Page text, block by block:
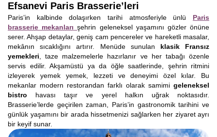
Efsanevi Paris Brasserie’leri
Paris’in kalbinde dolaşırken tarihi atmosferiyle ünlü Paris
brasserie mekanları şehrin geleneksel yaşamını gözler önüne
serer. Ahşap detaylar, geniş cam pencereler ve hareketli masalar,
mekânın sıcaklığını artırır. Menüde sunulan klasik Fransız
yemekleri , taze malzemelerle hazırlanır ve her tabağı özenle
servis edilir. Akşamüstü ya da öğle saatlerinde, şehrin ritmini
izleyerek yemek yemek, lezzeti ve deneyimi özel kılar. Bu
mekanlar modern restorandan farklı olarak samimi geleneksel
bistro havası taşır ve yerel halkın uğrak noktasıdır.
Brasserie’lerde geçirilen zaman, Paris’in gastronomik tarihini ve
günlük yaşamını bir arada hissetmenizi sağlarken her ziyaret ayrı
bir keyif sunar.